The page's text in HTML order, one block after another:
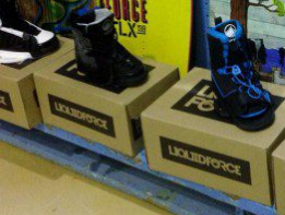
SLOPESTYLE GYPSY TOURдает
любое оборудование
действии — в Екатеринбурге
часов проходили в бассейне
реверсивная лебедка